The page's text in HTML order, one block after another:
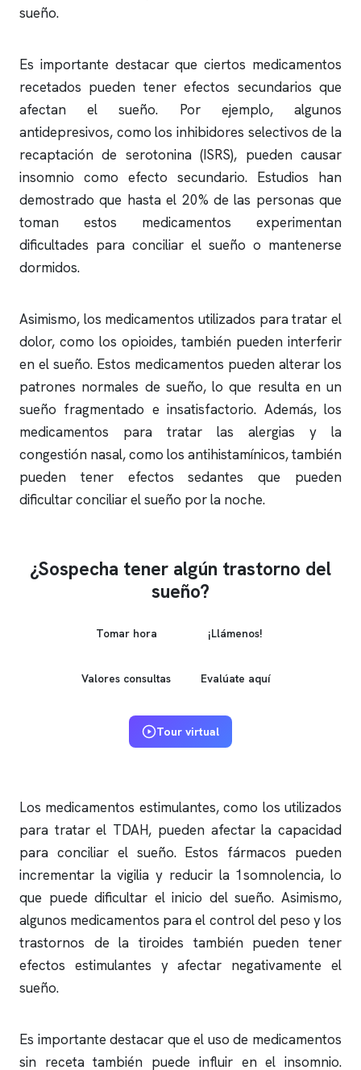
sueño.
Es importante destacar que ciertos medicamentos
recetados pueden tener efectos secundarios que
afectan el sueño. Por ejemplo, algunos
antidepresivos, como los inhibidores selectivos de la
recaptación de serotonina (ISRS), pueden causar
insomnio como efecto secundario. Estudios han
demostrado que hasta el 20% de las personas que
toman estos medicamentos experimentan
dificultades para conciliar el sueño o mantenerse
dormidos.
Asimismo, los medicamentos utilizados para tratar el
dolor, como los opioides, también pueden interferir
en el sueño. Estos medicamentos pueden alterar los
patrones normales de sueño, lo que resulta en un
sueño fragmentado e insatisfactorio. Además, los
medicamentos para tratar las alergias y la
congestión nasal, como los antihistamínicos, también
pueden tener efectos sedantes que pueden
dificultar conciliar el sueño por la noche.
¿Sospecha tener algún trastorno del
sueño?
Tomar hora ¡Llámenos!
Valores consultas Evalúate aquí
Tour virtual
Los medicamentos estimulantes, como los utilizados
para tratar el TDAH, pueden afectar la capacidad
para conciliar el sueño. Estos fármacos pueden
incrementar la vigilia y reducir la 1somnolencia, lo
que puede dificultar el inicio del sueño. Asimismo,
algunos medicamentos para el control del peso y los
trastornos de la tiroides también pueden tener
efectos estimulantes y afectar negativamente el
sueño.
Es importante destacar que el uso de medicamentos
sin receta también puede influir en el insomnio.